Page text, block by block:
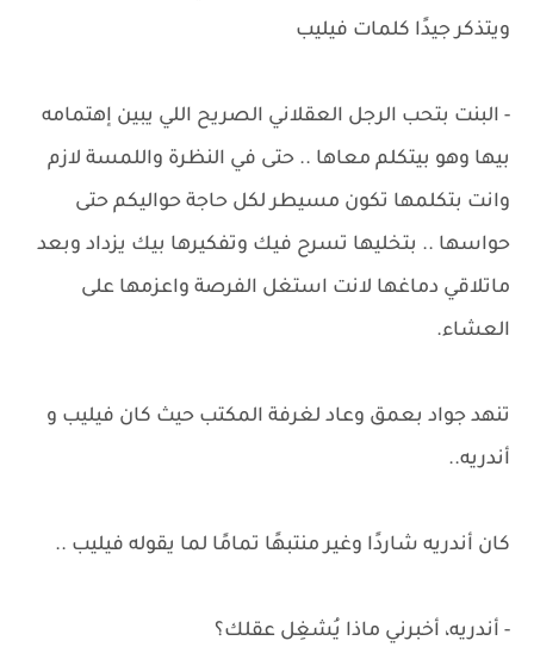
ويتذكر جيدًا كلمات فيليب
- البنت بتحب الرجل العقلاني الصريح اللي يبين إهتمامه
بيها وهو بيتكلم معاها .. حتى في النظرة واللمسة لازم
وانت بتكلمها تكون مسيطر لكل حاجة حواليكم حتى
حواسها .. بتخليها تسرح فيك وتفكيرها بيك يزداد وبعد
ماتلاقي دماغها لانت استغل الفرصة واعزمها على
العشاء.
تنهد جواد بعمق وعاد لغرفة المكتب حيث كان فيليب و
أندريه..
كان أندريه شاردًا وغير منتبهًا تمامًا لما يقوله فيليب ..
- أندريه، أخبرني ماذا يُشغِل عقلك؟